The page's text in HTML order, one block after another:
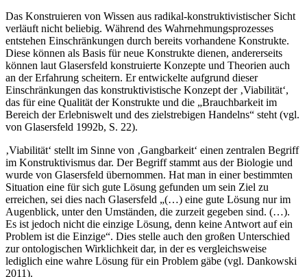
Das Konstruieren von Wissen aus radikal-konstruktivistischer Sicht
verläuft nicht beliebig. Während des Wahrnehmungsprozesses
entstehen Einschränkungen durch bereits vorhandene Konstrukte.
Diese können als Basis für neue Konstrukte dienen, andererseits
können laut Glasersfeld konstruierte Konzepte und Theorien auch
an der Erfahrung scheitern. Er entwickelte aufgrund dieser
Einschränkungen das konstruktivistische Konzept der ‚Viabilität‘,
das für eine Qualität der Konstrukte und die „Brauchbarkeit im
Bereich der Erlebniswelt und des zielstrebigen Handelns“ steht (vgl.
von Glasersfeld 1992b, S. 22).
‚Viabilität‘ stellt im Sinne von ‚Gangbarkeit‘ einen zentralen Begriff
im Konstruktivismus dar. Der Begriff stammt aus der Biologie und
wurde von Glasersfeld übernommen. Hat man in einer bestimmten
Situation eine für sich gute Lösung gefunden um sein Ziel zu
erreichen, sei dies nach Glasersfeld „(…) eine gute Lösung nur im
Augenblick, unter den Umständen, die zurzeit gegeben sind. (…).
Es ist jedoch nicht die einzige Lösung, denn keine Antwort auf ein
Problem ist die Einzige“. Dies stelle auch den großen Unterschied
zur ontologischen Wirklichkeit dar, in der es vergleichsweise
lediglich eine wahre Lösung für ein Problem gäbe (vgl. Dankowski
2011).